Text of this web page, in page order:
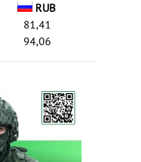
RUB
81,41
94,06